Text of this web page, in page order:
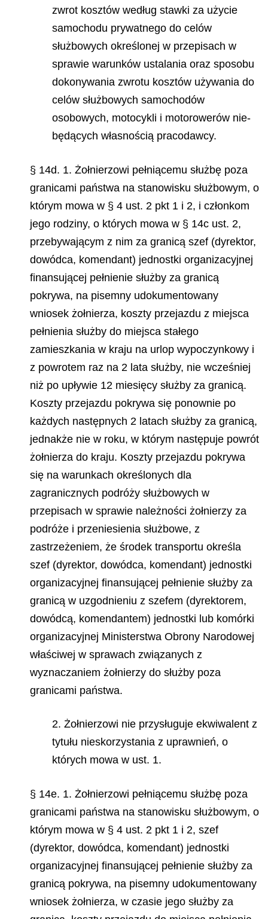
zwrot kosztów według stawki za użycie
samochodu prywatnego do celów
służbowych określonej w przepisach w
sprawie warunków ustalania oraz sposobu
dokonywania zwrotu kosztów używania do
celów służbowych samochodów
osobowych, motocykli i motorowerów nie-
będących własnością pracodawcy.
§ 14d. 1. Żołnierzowi pełniącemu służbę poza
granicami państwa na stanowisku służbowym, o
którym mowa w § 4 ust. 2 pkt 1 i 2, i członkom
jego rodziny, o których mowa w § 14c ust. 2,
przebywającym z nim za granicą szef (dyrektor,
dowódca, komendant) jednostki organizacyjnej
finansującej pełnienie służby za granicą
pokrywa, na pisemny udokumentowany
wniosek żołnierza, koszty przejazdu z miejsca
pełnienia służby do miejsca stałego
zamieszkania w kraju na urlop wypoczynkowy i
z powrotem raz na 2 lata służby, nie wcześniej
niż po upływie 12 miesięcy służby za granicą.
Koszty przejazdu pokrywa się ponownie po
każdych następnych 2 latach służby za granicą,
jednakże nie w roku, w którym następuje powrót
żołnierza do kraju. Koszty przejazdu pokrywa
się na warunkach określonych dla
zagranicznych podróży służbowych w
przepisach w sprawie należności żołnierzy za
podróże i przeniesienia służbowe, z
zastrzeżeniem, że środek transportu określa
szef (dyrektor, dowódca, komendant) jednostki
organizacyjnej finansującej pełnienie służby za
granicą w uzgodnieniu z szefem (dyrektorem,
dowódcą, komendantem) jednostki lub komórki
organizacyjnej Ministerstwa Obrony Narodowej
właściwej w sprawach związanych z
wyznaczaniem żołnierzy do służby poza
granicami państwa.
2. Żołnierzowi nie przysługuje ekwiwalent z
tytułu nieskorzystania z uprawnień, o
których mowa w ust. 1.
§ 14e. 1. Żołnierzowi pełniącemu służbę poza
granicami państwa na stanowisku służbowym, o
którym mowa w § 4 ust. 2 pkt 1 i 2, szef
(dyrektor, dowódca, komendant) jednostki
organizacyjnej finansującej pełnienie służby za
granicą pokrywa, na pisemny udokumentowany
wniosek żołnierza, w czasie jego służby za